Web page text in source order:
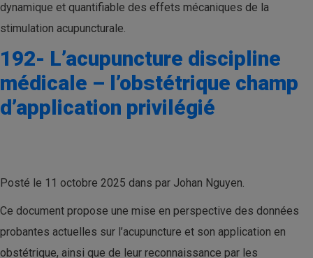
dynamique et quantifiable des effets mécaniques de la
stimulation acupuncturale.
192- L’acupuncture discipline
médicale – l’obstétrique champ
d’application privilégié
Posté le 11 octobre 2025 dans par Johan Nguyen.
Ce document propose une mise en perspective des données
probantes actuelles sur l’acupuncture et son application en
obstétrique, ainsi que de leur reconnaissance par les